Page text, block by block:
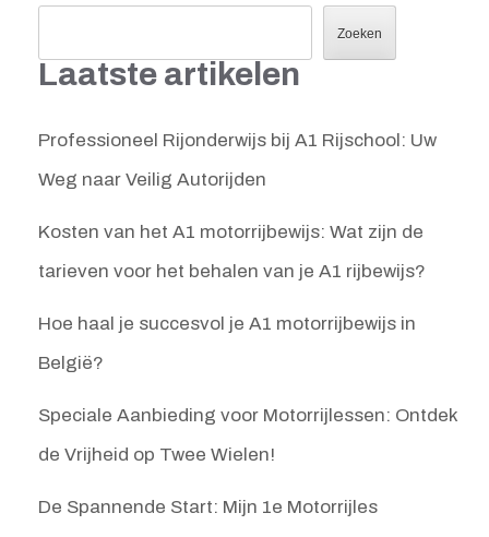
Zoeken
Laatste artikelen
Professioneel Rijonderwijs bij A1 Rijschool: Uw
Weg naar Veilig Autorijden
Kosten van het A1 motorrijbewijs: Wat zijn de
tarieven voor het behalen van je A1 rijbewijs?
Hoe haal je succesvol je A1 motorrijbewijs in
België?
Speciale Aanbieding voor Motorrijlessen: Ontdek
de Vrijheid op Twee Wielen!
De Spannende Start: Mijn 1e Motorrijles